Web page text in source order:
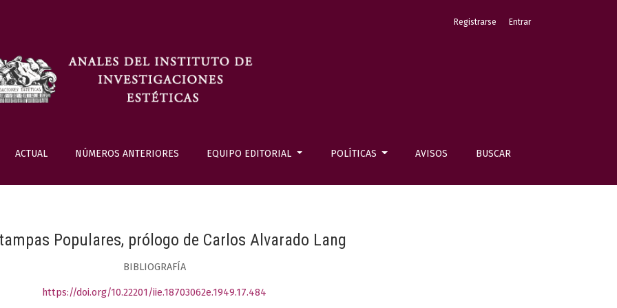
ACTUAL NÚMEROS ANTERIORES EQUIPO EDITORIAL POLÍTICAS AVISOS BUSCAR
Registrarse Entrar
Populares, prólogo de Carlos Alvarado Lang
BIBLIOGRAFÍA
https://doi.org/10.22201/iie.18703062e.1949.17.484